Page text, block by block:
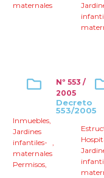
maternales
Nº 553 /
2005
Decreto
553/2005
Inmuebles,
Jardines
infantiles-
maternales
,
Permisos,